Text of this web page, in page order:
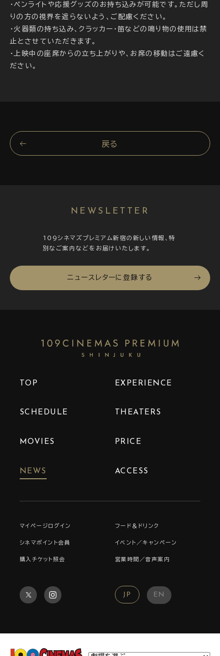
・ペンライトや応援グッズのお持ち込みが可能です。ただし周
りの方の視界を遮らないよう、ご配慮ください。
・火器類の持ち込み、クラッカー・笛などの鳴り物の使用は禁
止とさせていただきます。
・上映中の座席からの立ち上がりや、お席の移動はご遠慮く
ださい。
戻る
NEWSLETTER
109シネマズプレミアム新宿の新しい情報、特
別なご案内などをお届けいたします。
ニュースレターに登録する
TOP
SCHEDULE
MOVIES
NEWS
EXPERIENCE
THEATERS
PRICE
ACCESS
マイページログイン フード＆ドリンク
シネマポイント会員 イベント／キャンペーン
購入チケット照会 営業時間／音声案内
JP EN